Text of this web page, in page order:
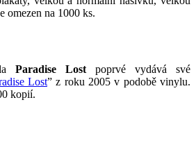
omezen na 1000 ks.
Paradise Lost poprvé vydává své
Lost” z roku 2005 v podobě vinylu.
kopií.